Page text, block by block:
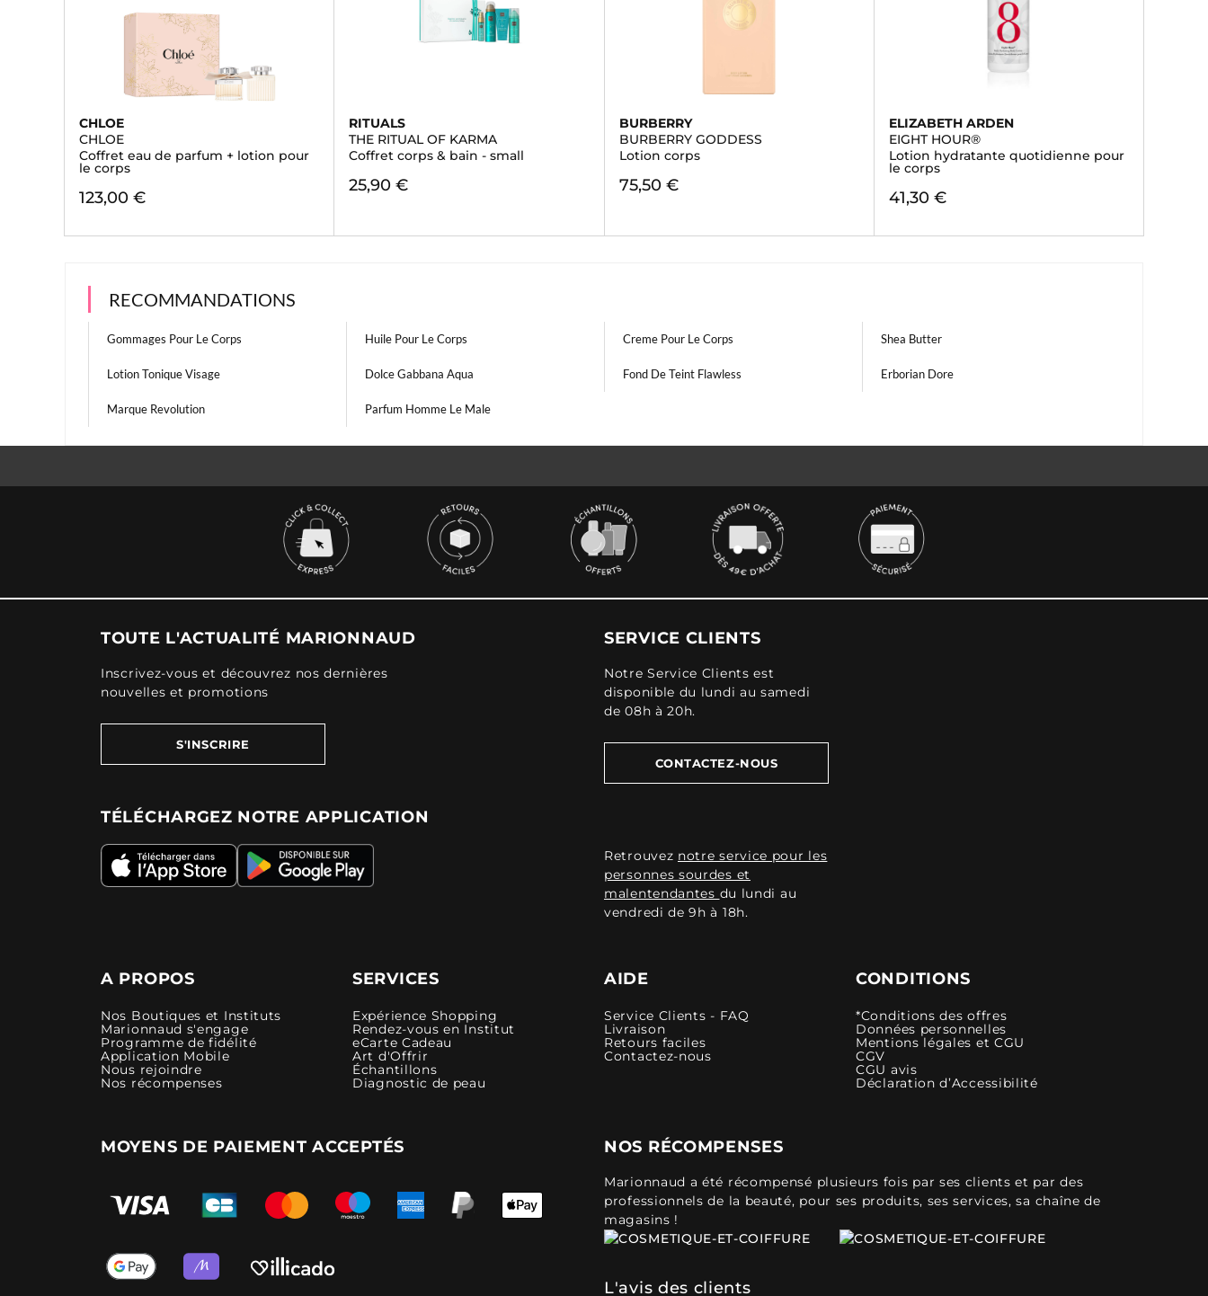
CHLOE
CHLOE
Coffret eau de parfum + lotion pour
le corps
123,00 €
RITUALS
THE RITUAL OF KARMA
Coffret corps & bain - small
25,90 €
BURBERRY
BURBERRY GODDESS
Lotion corps
75,50 €
ELIZABETH ARDEN
EIGHT HOUR®
Lotion hydratante quotidienne pour
le corps
41,30 €
RECOMMANDATIONS
Gommages Pour Le Corps Huile Pour Le Corps Creme Pour Le Corps Shea Butter
Lotion Tonique Visage Dolce Gabbana Aqua Fond De Teint Flawless Erborian Dore
Marque Revolution Parfum Homme Le Male
TOUTE L'ACTUALITÉ MARIONNAUD
Inscrivez-vous et découvrez nos dernières
nouvelles et promotions
S'INSCRIRE
TÉLÉCHARGEZ NOTRE APPLICATION
SERVICE CLIENTS
Notre Service Clients est
disponible du lundi au samedi
de 08h à 20h.
CONTACTEZ-NOUS
Retrouvez notre service pour les
personnes sourdes et
malentendantes du lundi au
vendredi de 9h à 18h.
A PROPOS
Nos Boutiques et Instituts
Marionnaud s'engage
Programme de fidélité
Application Mobile
Nous rejoindre
Nos récompenses
SERVICES
Expérience Shopping
Rendez-vous en Institut
eCarte Cadeau
Art d'Offrir
Échantillons
Diagnostic de peau
AIDE
Service Clients - FAQ
Livraison
Retours faciles
Contactez-nous
CONDITIONS
*Conditions des offres
Données personnelles
Mentions légales et CGU
CGV
CGU avis
Déclaration d’Accessibilité
MOYENS DE PAIEMENT ACCEPTÉS NOS RÉCOMPENSES
Marionnaud a été récompensé plusieurs fois par ses clients et par des
professionnels de la beauté, pour ses produits, ses services, sa chaîne de
magasins !
L'avis des clients